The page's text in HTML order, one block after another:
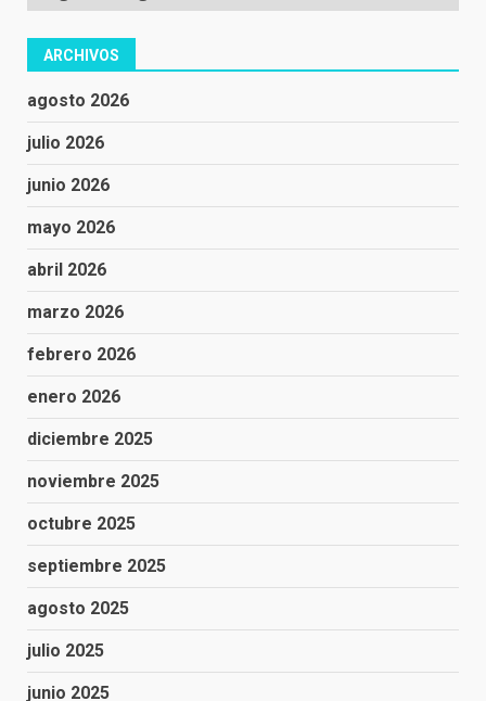
ARCHIVOS
agosto 2026
julio 2026
junio 2026
mayo 2026
abril 2026
marzo 2026
febrero 2026
enero 2026
diciembre 2025
noviembre 2025
octubre 2025
septiembre 2025
agosto 2025
julio 2025
junio 2025